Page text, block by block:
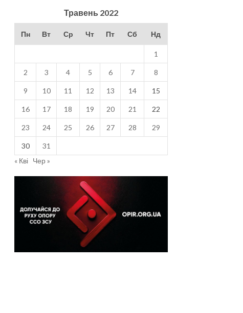
Травень 2022
Пн Вт Ср Чт Пт Сб Нд
1
2 3 4 5 6 7 8
9 10 11 12 13 14 15
16 17 18 19 20 21 22
23 24 25 26 27 28 29
30
31
« Кві Чер »